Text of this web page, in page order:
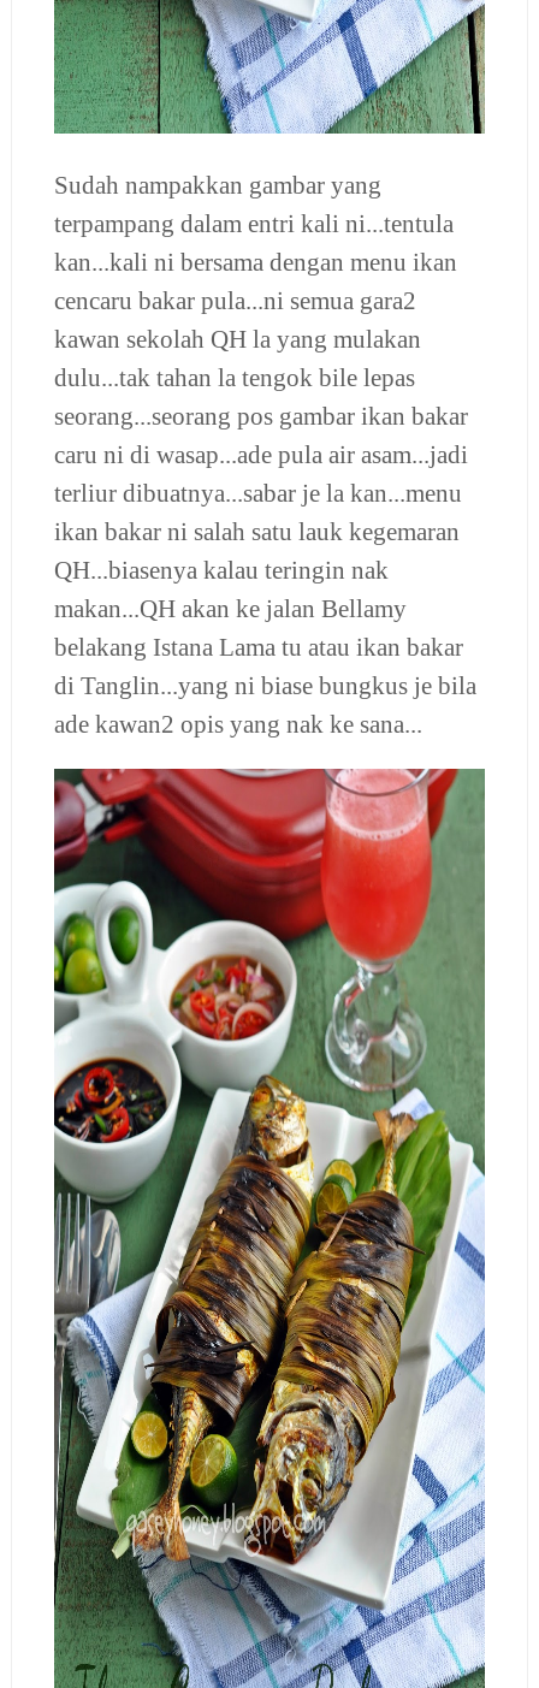
Sudah nampakkan gambar yang
terpampang dalam entri kali ni...tentula
kan...kali ni bersama dengan menu ikan
cencaru bakar pula...ni semua gara2
kawan sekolah QH la yang mulakan
dulu...tak tahan la tengok bile lepas
seorang...seorang pos gambar ikan bakar
caru ni di wasap...ade pula air asam...jadi
terliur dibuatnya...sabar je la kan...menu
ikan bakar ni salah satu lauk kegemaran
QH...biasenya kalau teringin nak
makan...QH akan ke jalan Bellamy
belakang Istana Lama tu atau ikan bakar
di Tanglin...yang ni biase bungkus je bila
ade kawan2 opis yang nak ke sana...